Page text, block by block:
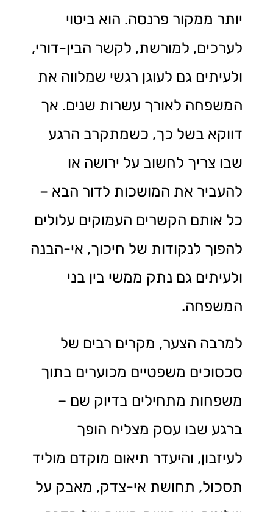
יותר ממקור פרנסה. הוא ביטוי
לערכים, למורשת, לקשר הבין-דורי,
ולעיתים גם לעוגן רגשי שמלווה את
המשפחה לאורך עשרות שנים. אך
דווקא בשל כך, כשמתקרב הרגע
שבו צריך לחשוב על ירושה או
להעביר את המושכות לדור הבא –
כל אותם הקשרים העמוקים עלולים
להפוך לנקודות של חיכוך, אי-הבנה
ולעיתים גם נתק ממשי בין בני
המשפחה.
למרבה הצער, מקרים רבים של
סכסוכים משפטיים מכוערים בתוך
משפחות מתחילים בדיוק שם –
ברגע שבו עסק מצליח הופך
לעיזבון, והיעדר תיאום מוקדם מוליד
תסכול, תחושת אי-צדק, מאבק על